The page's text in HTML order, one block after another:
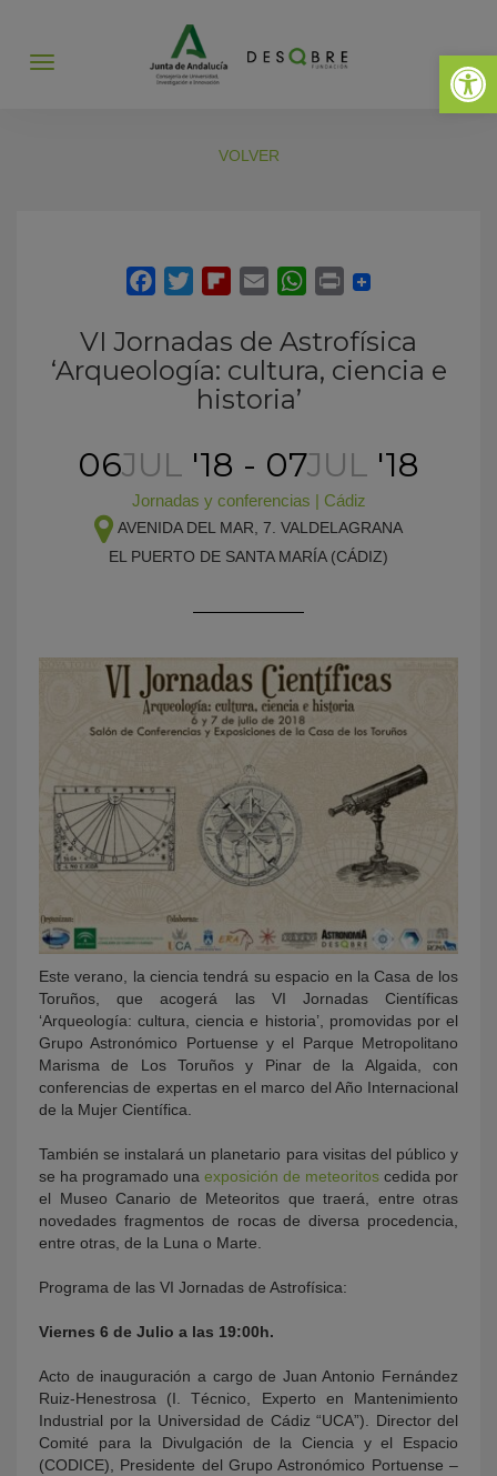
Abrir
Abrir
VOLVER
VI Jornadas de Astrofísica
‘Arqueología: cultura, ciencia e
historia’
06JUL '18 - 07JUL '18
Jornadas y conferencias | Cádiz
AVENIDA DEL MAR, 7. VALDELAGRANA
EL PUERTO DE SANTA MARÍA (CÁDIZ)
Este verano, la ciencia tendrá su espacio en la Casa de los
Toruños, que acogerá las VI Jornadas Científicas
‘Arqueología: cultura, ciencia e historia’, promovidas por el
Grupo Astronómico Portuense y el Parque Metropolitano
Marisma de Los Toruños y Pinar de la Algaida, con
conferencias de expertas en el marco del Año Internacional
de la Mujer Científica.
También se instalará un planetario para visitas del público y
se ha programado una exposición de meteoritos cedida por
el Museo Canario de Meteoritos que traerá, entre otras
novedades fragmentos de rocas de diversa procedencia,
entre otras, de la Luna o Marte.
Programa de las VI Jornadas de Astrofísica:
Viernes 6 de Julio a las 19:00h.
Acto de inauguración a cargo de Juan Antonio Fernández
Ruiz-Henestrosa (I. Técnico, Experto en Mantenimiento
Industrial por la Universidad de Cádiz “UCA”). Director del
Comité para la Divulgación de la Ciencia y el Espacio
(CODICE), Presidente del Grupo Astronómico Portuense –